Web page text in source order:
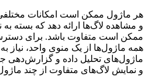
هر ماژول ممکن است امکانات
و مشاهده لاگ‌ها ارائه دهد که بسته
ممکن است متفاوت باشد. برای
همه ماژول‌ها از یک منوی واحد، نیاز به
ماژول‌های تحلیل داده و گزارش‌دهی
و نمایش لاگ‌های متفاوت از چند